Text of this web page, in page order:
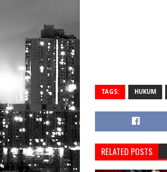
TAGS: HUKUM
RELATED POSTS